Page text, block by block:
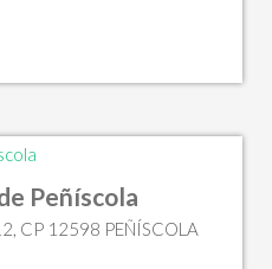
Peñíscola
CP 12598 PEÑÍSCOLA